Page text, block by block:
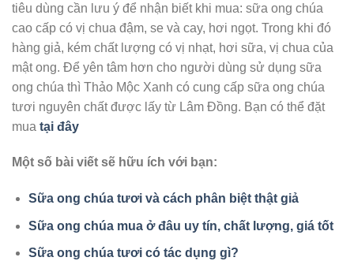
tiêu dùng cần lưu ý để nhận biết khi mua: sữa ong chúa
cao cấp có vị chua đậm, se và cay, hơi ngọt. Trong khi đó
hàng giả, kém chất lượng có vị nhạt, hơi sữa, vị chua của
mật ong. Để yên tâm hơn cho người dùng sử dụng sữa
ong chúa thì Thảo Mộc Xanh có cung cấp sữa ong chúa
tươi nguyên chất được lấy từ Lâm Đồng. Bạn có thể đặt
mua tại đây
Một số bài viết sẽ hữu ích với bạn:
Sữa ong chúa tươi và cách phân biệt thật giả
Sữa ong chúa mua ở đâu uy tín, chất lượng, giá tốt
Sữa ong chúa tươi có tác dụng gì?